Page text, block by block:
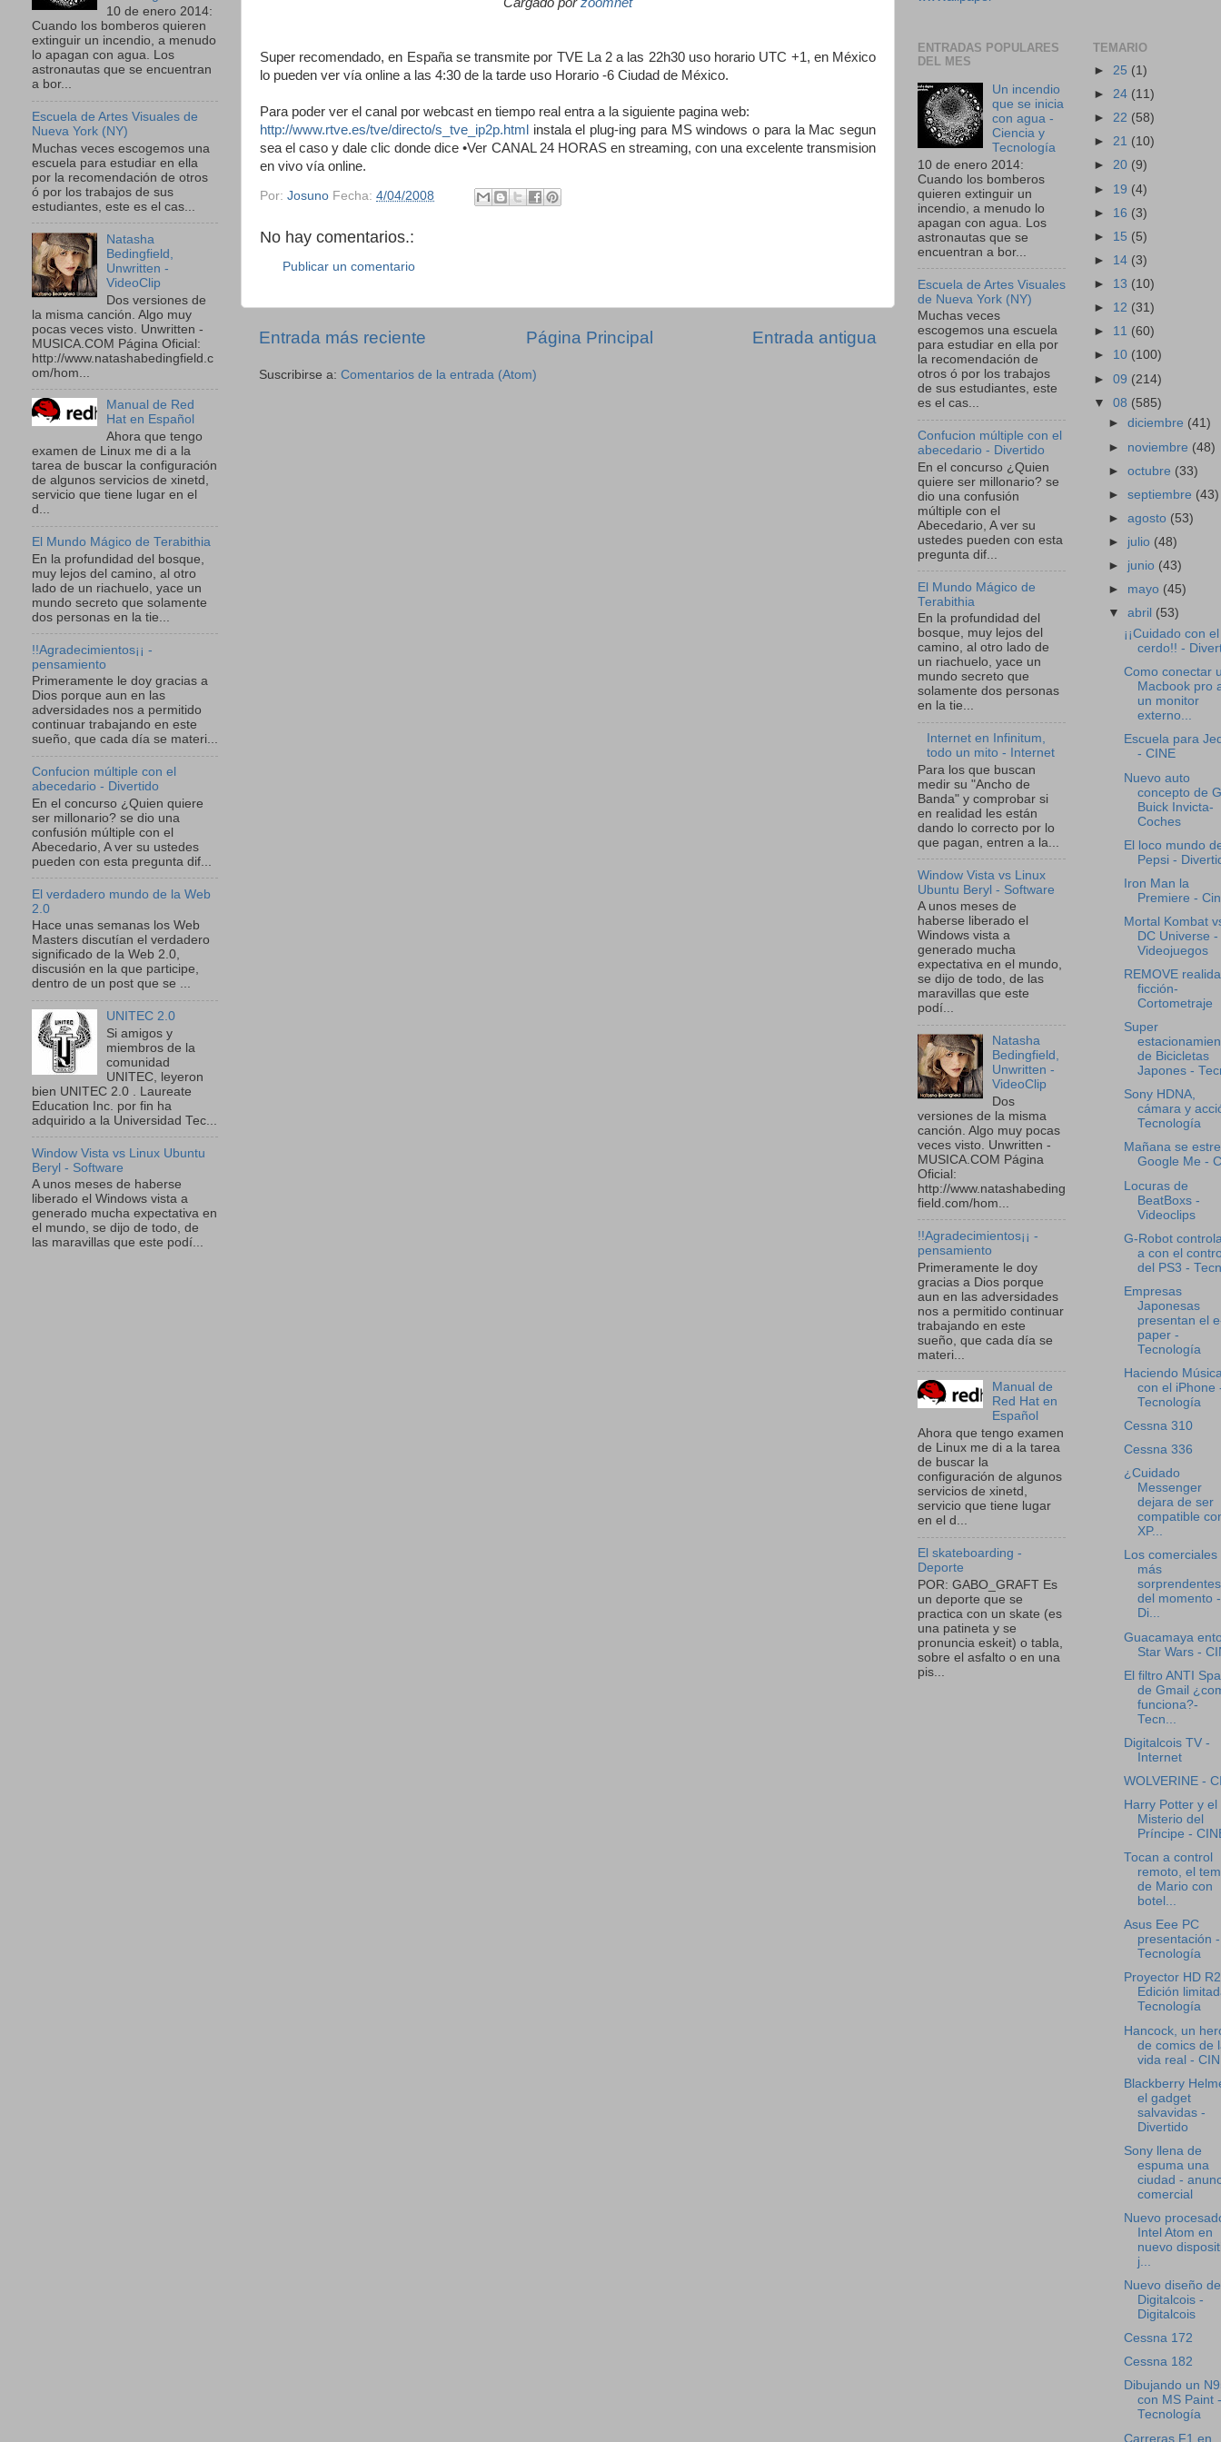
Super recomendado, en España se transmite por TVE La 2 a las 22h30 uso horario UTC +1, en México
lo pueden ver vía online a las 4:30 de la tarde uso Horario -6 Ciudad de México.
Para poder ver el canal por webcast en tiempo real entra a la siguiente pagina web:
http://www.rtve.es/tve/directo/s_tve_ip2p.html
instala el plug-ing para MS windows o para la Mac segun
sea el caso y dale clic donde dice •Ver CANAL 24 HORAS en streaming, con una excelente transmision
en vivo vía online.
Por: Josuno Fecha: 4/04/2008
No hay comentarios.:
Publicar un comentario
Entrada más reciente Entrada antigua
Página Principal
Suscribirse a: Comentarios de la entrada (Atom)
10 de enero 2014:
Cuando los bomberos quieren
extinguir un incendio, a menudo
lo apagan con agua. Los
astronautas que se encuentran
a bor...
Escuela de Artes Visuales de
Nueva York (NY)
Muchas veces escogemos una
escuela para estudiar en ella
por la recomendación de otros
ó por los trabajos de sus
estudiantes, este es el cas...
Natasha
Bedingfield,
Unwritten -
VideoClip
Dos versiones de
la misma canción. Algo muy
pocas veces visto. Unwritten -
MUSICA.COM Página Oficial:
http://www.natashabedingfield.c
om/hom...
Manual de Red
Hat en Español
Ahora que tengo
examen de Linux me di a la
tarea de buscar la configuración
de algunos servicios de xinetd,
servicio que tiene lugar en el
d...
El Mundo Mágico de Terabithia
En la profundidad del bosque,
muy lejos del camino, al otro
lado de un riachuelo, yace un
mundo secreto que solamente
dos personas en la tie...
!!Agradecimientos¡¡ -
pensamiento
Primeramente le doy gracias a
Dios porque aun en las
adversidades nos a permitido
continuar trabajando en este
sueño, que cada día se materi...
Confucion múltiple con el
abecedario - Divertido
En el concurso ¿Quien quiere
ser millonario? se dio una
confusión múltiple con el
Abecedario, A ver su ustedes
pueden con esta pregunta dif...
El verdadero mundo de la Web
2.0
Hace unas semanas los Web
Masters discutían el verdadero
significado de la Web 2.0,
discusión en la que participe,
dentro de un post que se ...
UNITEC 2.0
Si amigos y
miembros de la
comunidad
UNITEC, leyeron
bien UNITEC 2.0 . Laureate
Education Inc. por fin ha
adquirido a la Universidad Tec...
Window Vista vs Linux Ubuntu
Beryl - Software
A unos meses de haberse
liberado el Windows vista a
generado mucha expectativa en
el mundo, se dijo de todo, de
las maravillas que este podí...
ENTRADAS POPULARES
DEL MES
Un incendio
que se inicia
con agua -
Ciencia y
Tecnología
10 de enero 2014:
Cuando los bomberos
quieren extinguir un
incendio, a menudo lo
apagan con agua. Los
astronautas que se
encuentran a bor...
Escuela de Artes Visuales
de Nueva York (NY)
Muchas veces
escogemos una escuela
para estudiar en ella por
la recomendación de
otros ó por los trabajos
de sus estudiantes, este
es el cas...
Confucion múltiple con el
abecedario - Divertido
En el concurso ¿Quien
quiere ser millonario? se
dio una confusión
múltiple con el
Abecedario, A ver su
ustedes pueden con esta
pregunta dif...
El Mundo Mágico de
Terabithia
En la profundidad del
bosque, muy lejos del
camino, al otro lado de
un riachuelo, yace un
mundo secreto que
solamente dos personas
en la tie...
Internet en Infinitum,
todo un mito - Internet
Para los que buscan
medir su "Ancho de
Banda" y comprobar si
en realidad les están
dando lo correcto por lo
que pagan, entren a la...
Window Vista vs Linux
Ubuntu Beryl - Software
A unos meses de
haberse liberado el
Windows vista a
generado mucha
expectativa en el mundo,
se dijo de todo, de las
maravillas que este
podí...
Natasha
Bedingfield,
Unwritten -
VideoClip
Dos
versiones de la misma
canción. Algo muy pocas
veces visto. Unwritten -
MUSICA.COM Página
Oficial:
http://www.natashabeding
field.com/hom...
!!Agradecimientos¡¡ -
pensamiento
Primeramente le doy
gracias a Dios porque
aun en las adversidades
nos a permitido continuar
trabajando en este
sueño, que cada día se
materi...
Manual de
Red Hat en
Español
Ahora que tengo examen
de Linux me di a la tarea
de buscar la
configuración de algunos
servicios de xinetd,
servicio que tiene lugar
en el d...
El skateboarding -
Deporte
POR: GABO_GRAFT Es
un deporte que se
practica con un skate (es
una patineta y se
pronuncia eskeit) o tabla,
sobre el asfalto o en una
pis...
TEMARIO
► 25 (1)
► 24 (11)
► 22 (58)
► 21 (10)
► 20 (9)
► 19 (4)
► 16 (3)
► 15 (5)
► 14 (3)
► 13 (10)
► 12 (31)
► 11 (60)
► 10 (100)
► 09 (214)
▼ 08 (585)
►diciembre (41)
► noviembre (48)
►octubre (33)
►septiembre (43)
►agosto (53)
► julio (48)
► junio (43)
► mayo (45)
▼abril (53)
¡¡Cuidado con el
cerdo!! -
Como conectar
Macbook pro
un monitor
externo...
Escuela para
- CINE
Nuevo auto
concepto de
Buick Invicta-
Coches
El loco mundo
Pepsi -
Iron Man la
Premiere -
Mortal Kombat
DC Universe -
Videojuegos
REMOVE
ficción-
Cortometraje
Super
de Bicicletas
Japones -
Sony HDNA,
cámara y
Tecnología
Mañana se
Google Me -
Locuras de
BeatBoxs -
Videoclips
G-Robot
a con el
del PS3 -
Empresas
Japonesas
presentan el
paper -
Tecnología
Haciendo
con el iPhone
Tecnología
Cessna 310
Cessna 336
¿Cuidado
Messenger
dejara de ser
compatible
XP...
Los comerciales
más
sorprendentes
del momento -
Di...
Guacamaya
Star Wars -
El filtro ANTI
de Gmail
funciona?-
Tecn...
Digitalcois TV -
Internet
WOLVERINE -
Harry Potter y el
Misterio del
Príncipe -
Tocan a control
remoto, el
de Mario con
botel...
Asus Eee PC
presentación -
Tecnología
Proyector HD
Edición
Tecnología
Hancock, un
de comics de
vida real -
Blackberry
el gadget
salvavidas -
Divertido
Sony llena de
espuma una
ciudad -
comercial
Nuevo
Intel Atom en
nuevo
j...
Nuevo diseño de
Digitalcois -
Digitalcois
Cessna 172
Cessna 182
Dibujando un
con MS Paint -
Tecnología
Carreras F1 en